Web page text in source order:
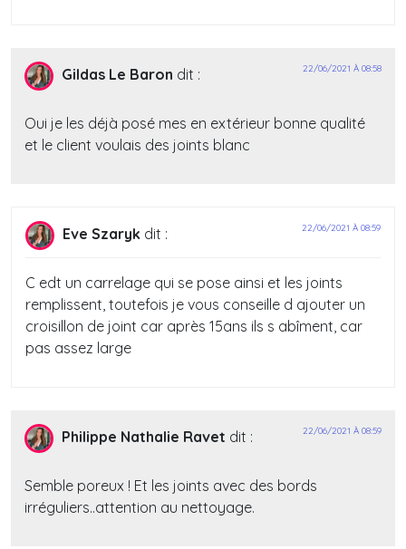
Gildas Le Baron dit : 22/06/2021 À 08:58
Oui je les déjà posé mes en extérieur bonne qualité
et le client voulais des joints blanc
Eve Szaryk dit : 22/06/2021 À 08:59
C edt un carrelage qui se pose ainsi et les joints
remplissent, toutefois je vous conseille d ajouter un
croisillon de joint car après 15ans ils s abîment, car
pas assez large
Philippe Nathalie Ravet dit : 22/06/2021 À 08:59
Semble poreux ! Et les joints avec des bords
irréguliers..attention au nettoyage.